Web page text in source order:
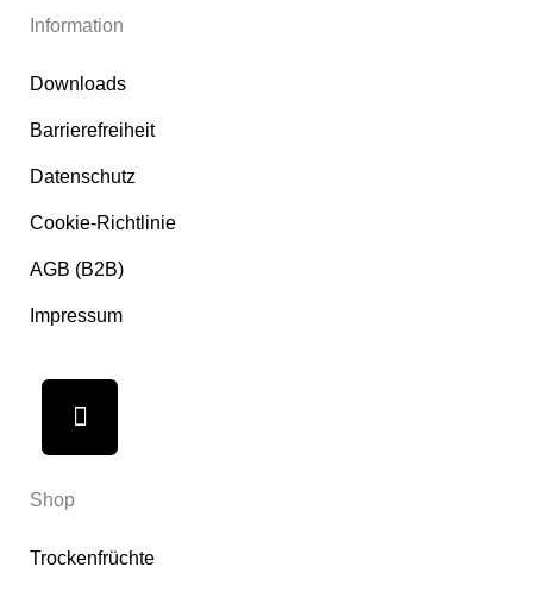
Information
Downloads
Barrierefreiheit
Datenschutz
Cookie-Richtlinie
AGB (B2B)
Impressum
Shop
Trockenfrüchte